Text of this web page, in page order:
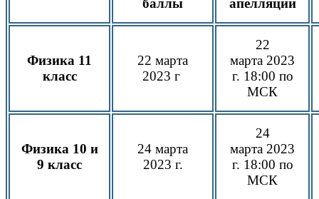
баллы
апелляции
Физика 11
класс
22 марта
2023 г
22
марта 2023
г. 18:00 по
МСК
Физика 10 и
9 класс
24 марта
2023 г.
24
марта 2023
г. 18:00 по
МСК